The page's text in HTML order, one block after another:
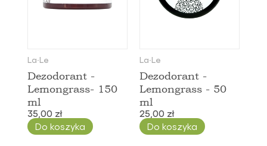
La∙Le
Dezodorant -
Lemongrass- 150
ml
35,00 zł
Do koszyka
La∙Le
Dezodorant -
Lemongrass - 50
ml
25,00 zł
Do koszyka